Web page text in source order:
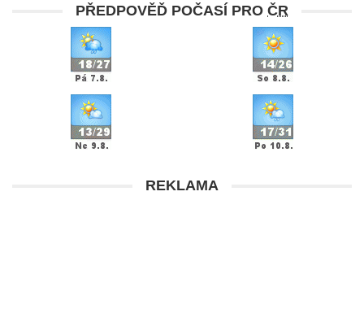
PŘEDPOVĚĎ POČASÍ PRO ČR
REKLAMA